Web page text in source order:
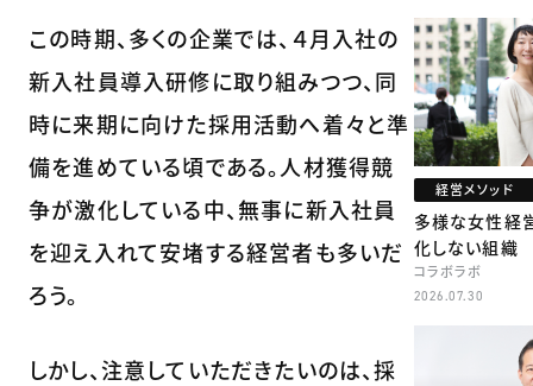
この時期、多くの企業では、４月入社の
新入社員導入研修に取り組みつつ、同
時に来期に向けた採用活動へ着々と準
備を進めている頃である。人材獲得競
争が激化している中、無事に新入社員
を迎え入れて安堵する経営者も多いだ
ろう。
しかし、注意していただきたいのは、採
経営メソッド
多様な女性経
化しない組織
コラボラボ
2026.07.30